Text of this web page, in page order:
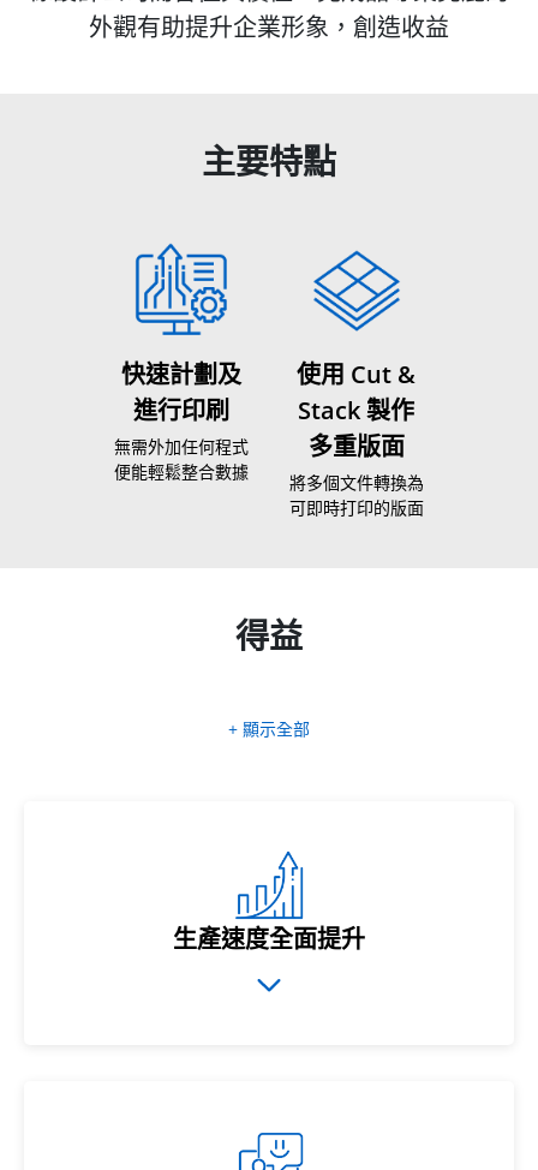
外觀有助提升企業形象，創造收益
主要特點
快速計劃及
進行印刷
無需外加任何程式
便能輕鬆整合數據
使用 Cut &
Stack 製作
多重版面
將多個文件轉換為
可即時打印的版面
得益
+ 顯示全部
生產速度全面提升